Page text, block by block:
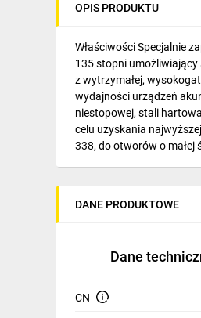
Napędy elektryczne
Pneumatyka
Dom i ogród
Klimatyzacja
Odzież ochronna i BHP
Elektronika
OPIS PRODUKTU
Właściwości Specjalnie
135 stopni umożliwiający
z wytrzymałej,
wydajności urządzeń
niestopowej, stali
celu uzyskania
338, do otworów o małej
DANE PRODUKTOWE
Dane
CN